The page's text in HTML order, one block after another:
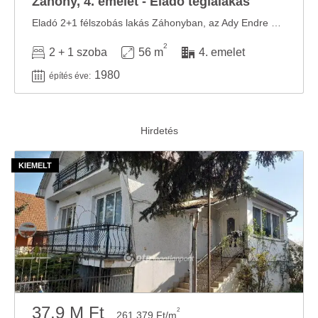
2 + 1 szoba 56 m
2
4. emelet
építés éve: 1980
37.9 M Ft 261 379 Ft/m2